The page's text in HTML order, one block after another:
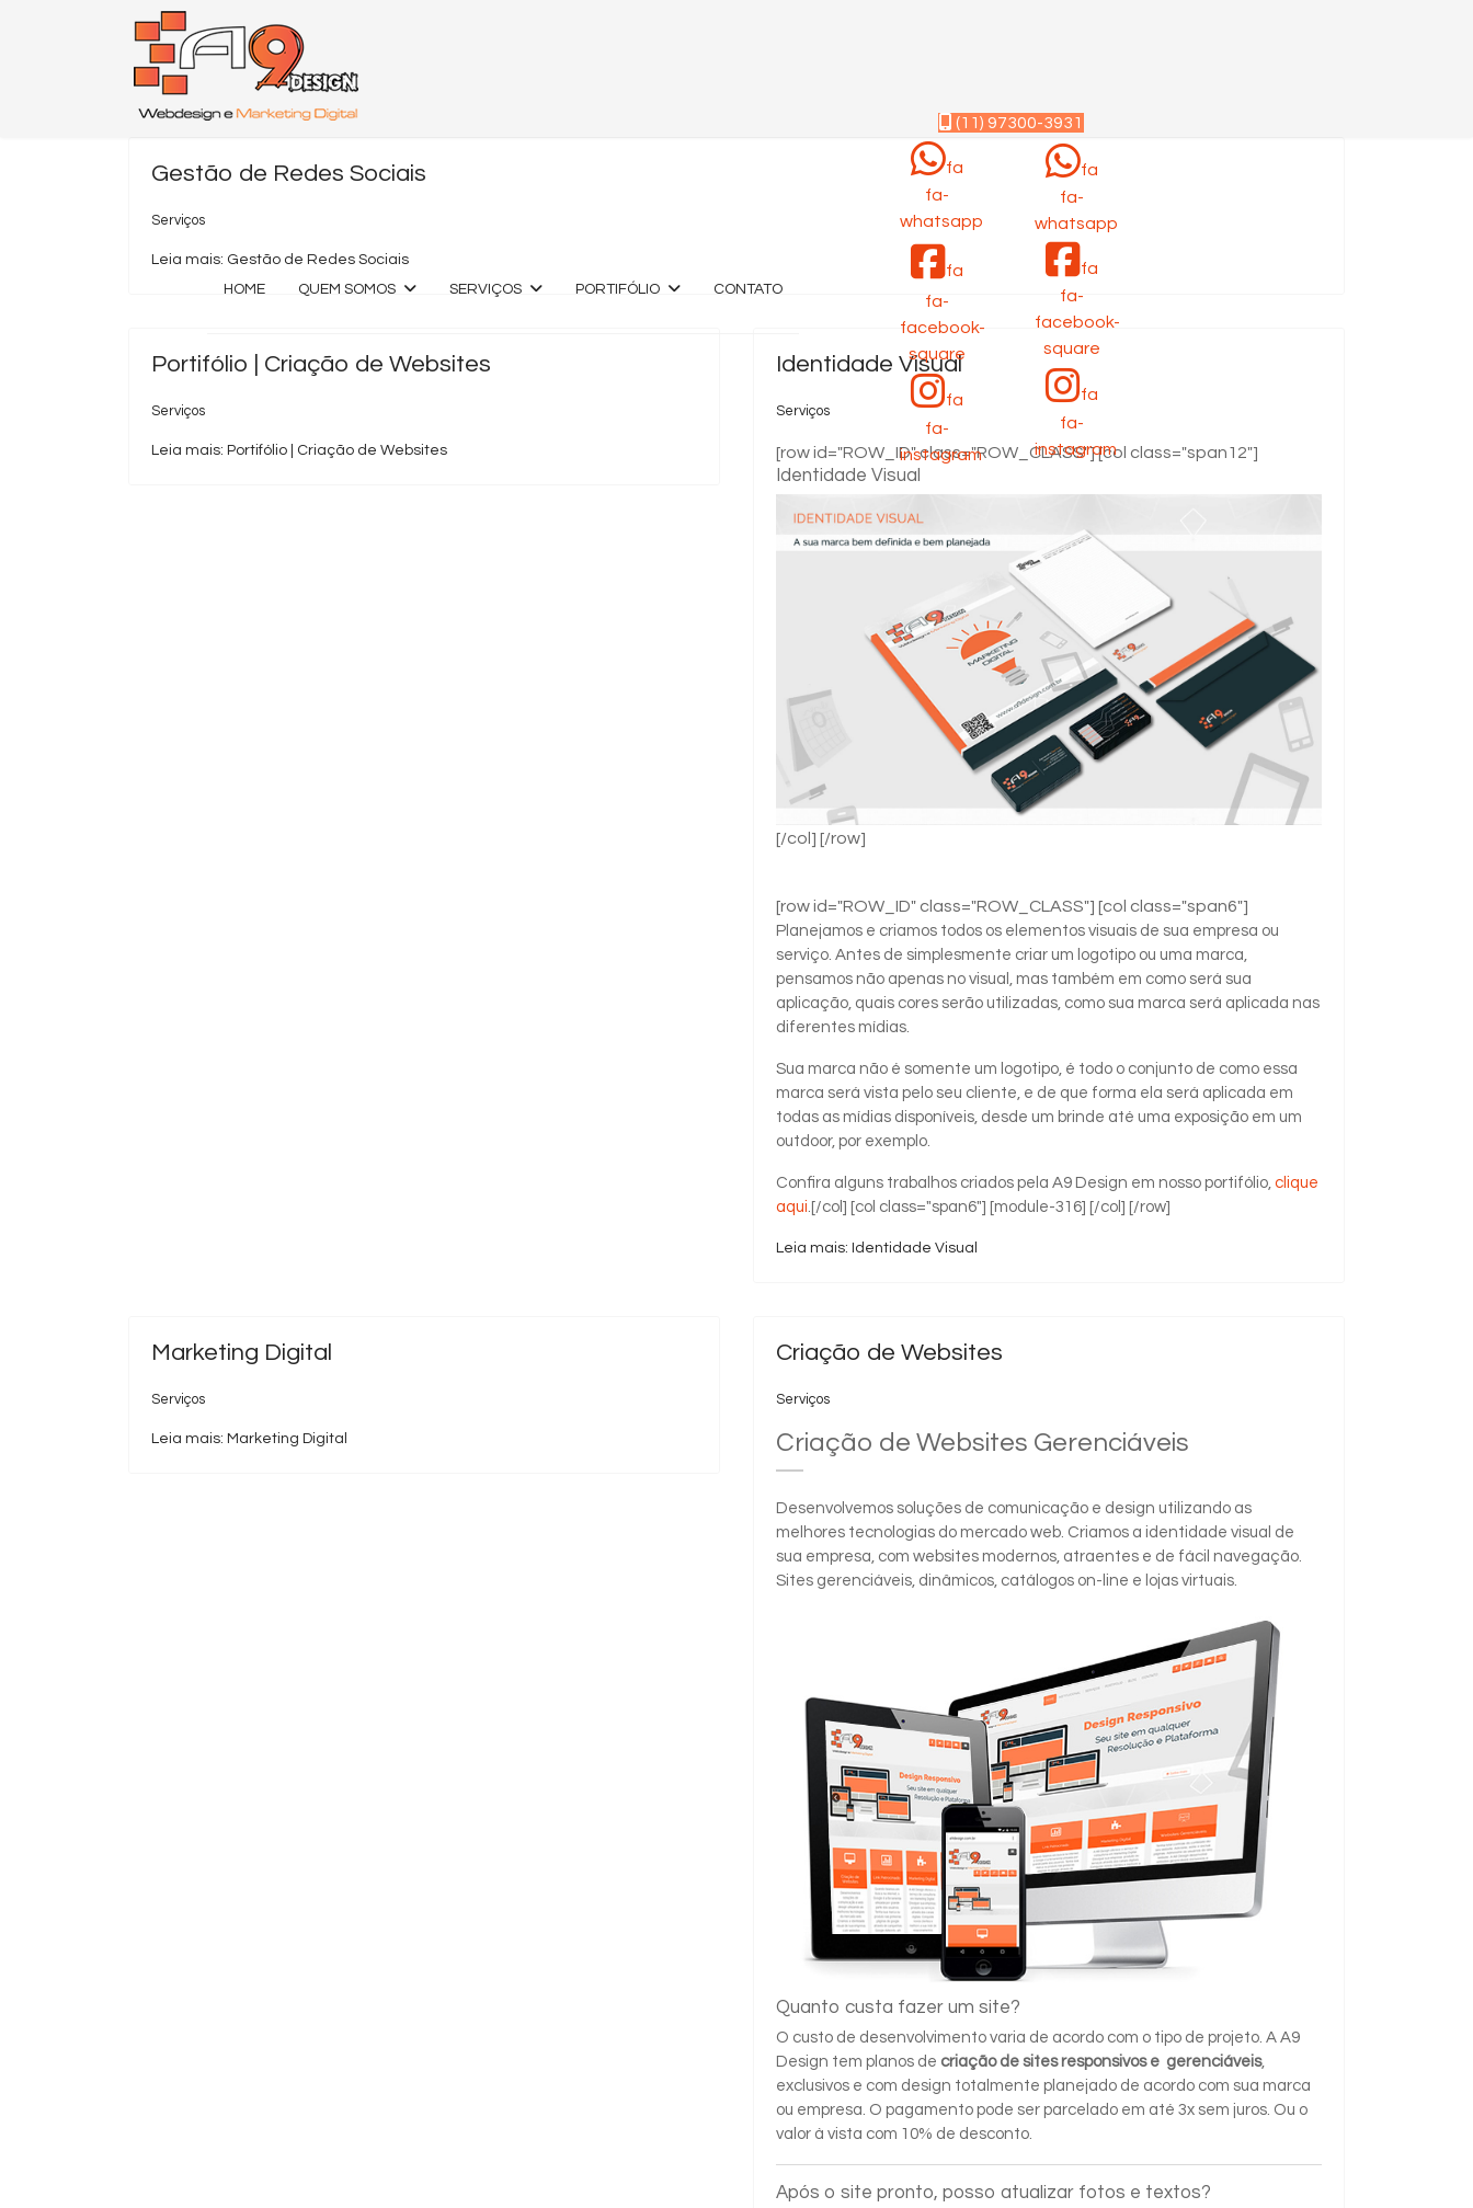
HOME QUEM SOMOS SERVIÇOS PORTIFÓLIO CONTATO
(11) 97300-3931
fa
fa-
whatsapp
fa
fa-
facebook-
square
fa
fa-
instagram
fa
fa-
whatsapp
fa
fa-
facebook-
square
fa
fa-
instagram
Gestão de Redes Sociais
Serviços
Leia mais: Gestão de Redes Sociais
Portifólio | Criação de Websites
Serviços
Leia mais: Portifólio | Criação de Websites
Identidade Visual
Serviços
[row id="ROW_ID" class="ROW_CLASS"] [col class="span12"]
Identidade Visual
[/col] [/row]
[row id="ROW_ID" class="ROW_CLASS"] [col class="span6"]
Planejamos e criamos todos os elementos visuais de sua empresa ou
serviço. Antes de simplesmente criar um logotipo ou uma marca,
pensamos não apenas no visual, mas também em como será sua
aplicação, quais cores serão utilizadas, como sua marca será aplicada nas
diferentes mídias.
Sua marca não é somente um logotipo, é todo o conjunto de como essa
marca será vista pelo seu cliente, e de que forma ela será aplicada em
todas as mídias disponíveis, desde um brinde até uma exposição em um
outdoor, por exemplo.
Confira alguns trabalhos criados pela A9 Design em nosso portifólio, clique
aqui .[/col] [col class="span6"] [module-316] [/col] [/row]
Leia mais: Identidade Visual
Marketing Digital
Serviços
Leia mais: Marketing Digital
Criação de Websites
Serviços
Criação de Websites Gerenciáveis
Desenvolvemos soluções de comunicação e design utilizando as
melhores tecnologias do mercado web. Criamos a identidade visual de
sua empresa, com websites modernos, atraentes e de fácil navegação.
Sites gerenciáveis, dinâmicos, catálogos on-line e lojas virtuais.
Quanto custa fazer um site?
O custo de desenvolvimento varia de acordo com o tipo de projeto. A A9
Design tem planos de criação de sites responsivos e gerenciáveis,
exclusivos e com design totalmente planejado de acordo com sua marca
ou empresa. O pagamento pode ser parcelado em até 3x sem juros. Ou o
valor à vista com 10% de desconto.
Após o site pronto, posso atualizar fotos e textos?